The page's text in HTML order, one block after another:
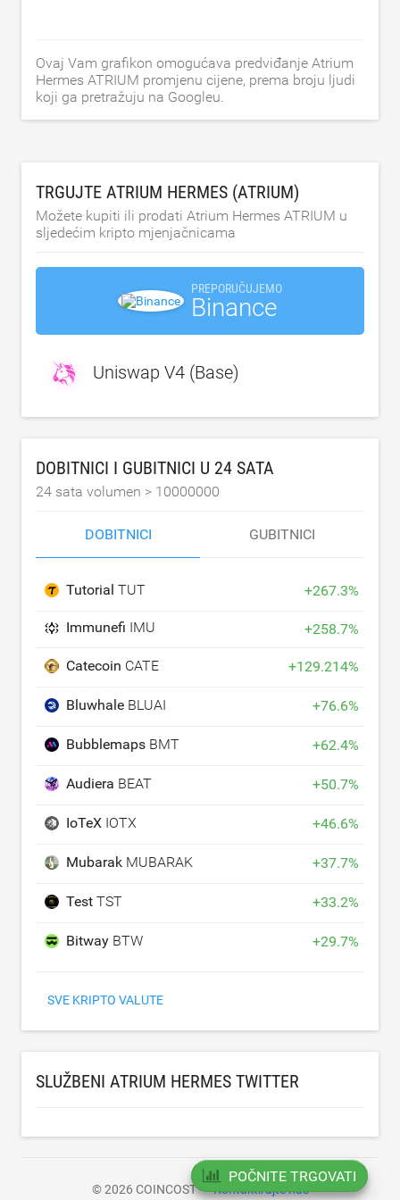
Ovaj Vam grafikon omogućava predviđanje Atrium
Hermes ATRIUM promjenu cijene, prema broju ljudi
koji ga pretražuju na Googleu.
TRGUJTE ATRIUM HERMES (ATRIUM)
Možete kupiti ili prodati Atrium Hermes ATRIUM u
sljedećim kripto mjenjačnicama
PREPORUČUJEMO
Binance
Uniswap V4 (Base)
DOBITNICI I GUBITNICI U 24 SATA
24 sata volumen > 10000000
DOBITNICI GUBITNICI
Tutorial TUT +267.3%
Immunefi IMU +258.7%
Catecoin CATE +129.214%
Bluwhale BLUAI +76.6%
Bubblemaps BMT +62.4%
Audiera BEAT +50.7%
IoTeX IOTX +46.6%
Mubarak MUBARAK +37.7%
Test TST +33.2%
Bitway BTW +29.7%
SVE KRIPTO VALUTE
SLUŽBENI ATRIUM HERMES TWITTER
© 2026 COINCOST Kontaktirajte nas
POČNITE TRGOVATI